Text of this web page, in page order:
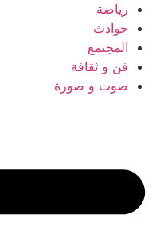
رياضة
حوادث
المجتمع
فن و ثقافة
صوت و صورة